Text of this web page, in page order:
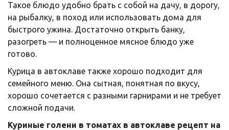
Такое блюдо удобно брать с собой на дачу, в дорогу,
на рыбалку, в поход или использовать дома для
быстрого ужина. Достаточно открыть банку,
разогреть — и полноценное мясное блюдо уже
готово.
Курица в автоклаве также хорошо подходит для
семейного меню. Она сытная, понятная по вкусу,
хорошо сочетается с разными гарнирами и не требует
сложной подачи.
Куриные голени в томатах в автоклаве рецепт на